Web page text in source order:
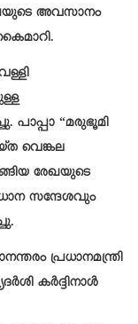
അവസാനം
പാപ്പാ “മരുഭൂമി
വെങ്കല
രേഖയുടെ
സന്ദേശവും
പ്രധാനമന്ത്രി
കർദ്ദിനാൾ